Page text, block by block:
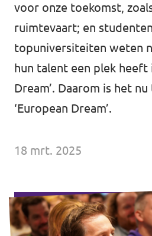
Word lid
Word actief
Doneer
Contact
Sprekersaanvraag
voor onze toekomst,
ruimtevaart; en
topuniversiteiten weten
hun talent een plek heeft
Dream’. Daarom is het
‘European Dream’.
18 mrt. 2025